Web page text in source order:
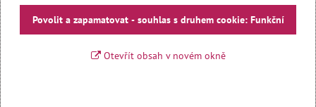
Povolit a zapamatovat - souhlas s druhem cookie: Funkční
Otevřít obsah v novém okně